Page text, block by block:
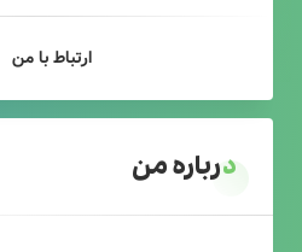
ارتباط با من
درباره من